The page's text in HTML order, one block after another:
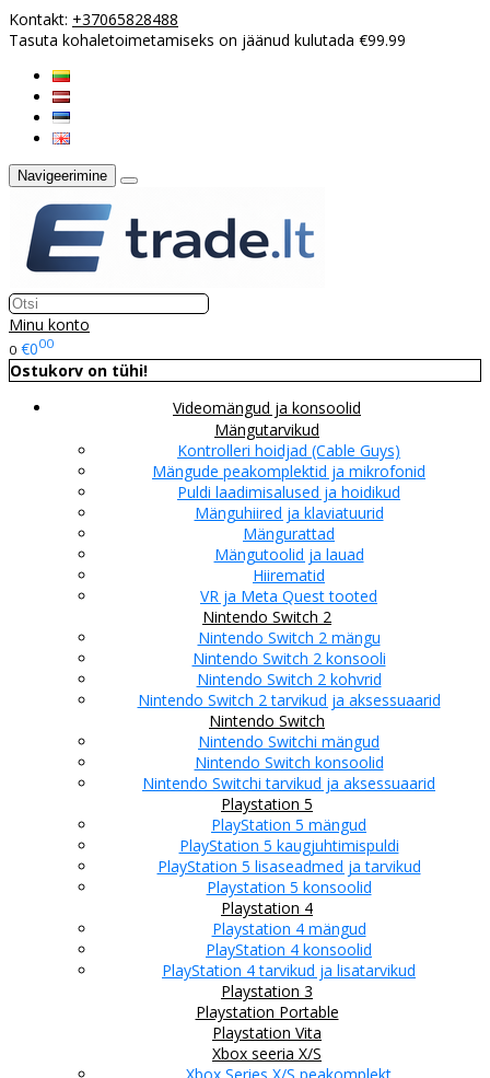
Kontakt: +37065828488
Tasuta kohaletoimetamiseks on jäänud kulutada €99.99
Navigeerimine
Minu konto
0 €000
Ostukorv on tühi!
Videomängud ja konsoolid
Mängutarvikud
Kontrolleri hoidjad (Cable Guys)
Mängude peakomplektid ja mikrofonid
Puldi laadimisalused ja hoidikud
Mänguhiired ja klaviatuurid
Mängurattad
Mängutoolid ja lauad
Hiirematid
VR ja Meta Quest tooted
Nintendo Switch 2
Nintendo Switch 2 mängu
Nintendo Switch 2 konsooli
Nintendo Switch 2 kohvrid
Nintendo Switch 2 tarvikud ja aksessuaarid
Nintendo Switch
Nintendo Switchi mängud
Nintendo Switch konsoolid
Nintendo Switchi tarvikud ja aksessuaarid
Playstation 5
PlayStation 5 mängud
PlayStation 5 kaugjuhtimispuldi
PlayStation 5 lisaseadmed ja tarvikud
Playstation 5 konsoolid
Playstation 4
Playstation 4 mängud
PlayStation 4 konsoolid
PlayStation 4 tarvikud ja lisatarvikud
Playstation 3
Playstation Portable
Playstation Vita
Xbox seeria X/S
Xbox Series X/S peakomplekt